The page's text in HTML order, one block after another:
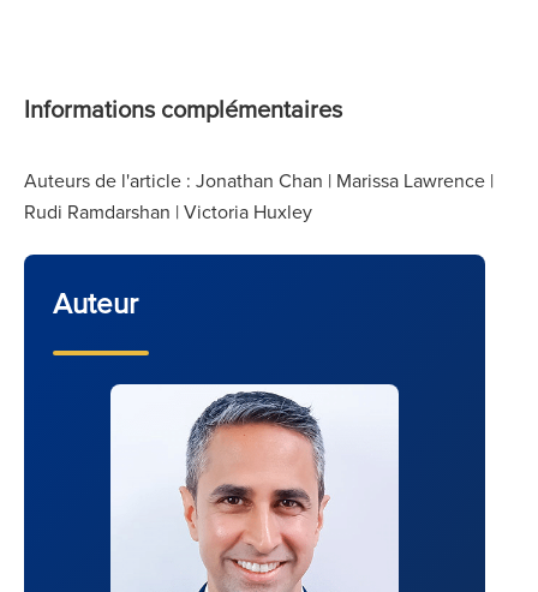
Informations complémentaires
Auteurs de l'article : Jonathan Chan | Marissa Lawrence |
Rudi Ramdarshan | Victoria Huxley
Auteur